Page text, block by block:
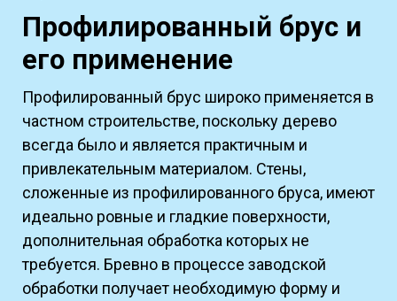
Профилированный брус и
его применение
Профилированный брус широко применяется в
частном строительстве, поскольку дерево
всегда было и является практичным и
привлекательным материалом. Стены,
сложенные из профилированного бруса, имеют
идеально ровные и гладкие поверхности,
дополнительная обработка которых не
требуется. Бревно в процессе заводской
обработки получает необходимую форму и